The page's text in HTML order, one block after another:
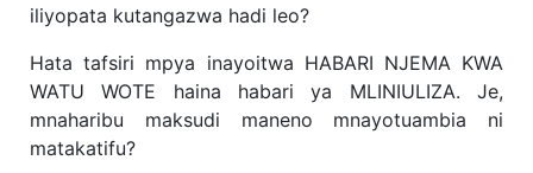
iliyopata kutangazwa hadi leo?
Hata tafsiri mpya inayoitwa HABARI NJEMA KWA
WATU WOTE haina habari ya MLINIULIZA. Je,
mnaharibu maksudi maneno mnayotuambia ni
matakatifu?